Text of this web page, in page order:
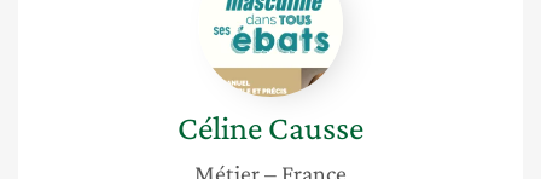
CélineCausse
Métier– France